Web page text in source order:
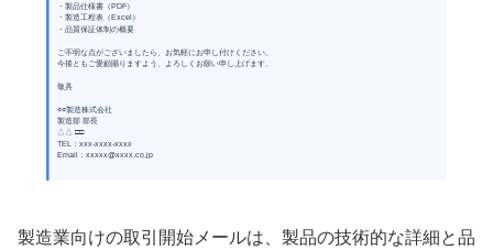
・製品仕様書（PDF）
・製造工程表（Excel）
・品質保証体制の概要
ご不明な点がございましたら、お気軽にお申し付けください。
今後ともご愛顧賜りますよう、よろしくお願い申し上げます。
敬具
○○製造株式会社
製造部 部長
△△ □□
TEL：xxx-xxxx-xxxx
Email：xxxxx@xxxx.co.jp
製造業向けの取引開始メールは、製品の技術的な詳細と品